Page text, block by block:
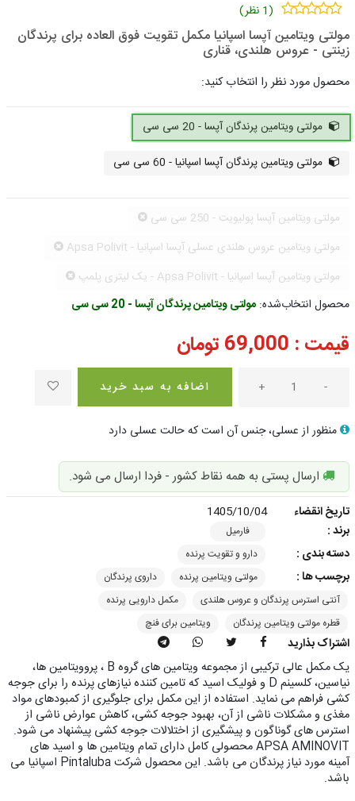
(1 نظر)
مولتی ویتامین آپسا اسپانیا مکمل تقویت فوق العاده برای پرندگان
زینتی - عروس هلندی، قناری
محصول مورد نظر را انتخاب کنید:
مولتی ویتامین پرندگان آپسا - 20 سی سی
مولتی ویتامین پرندگان آپسا اسپانیا - 60 سی سی
مولتی ویتامین آپسا پولیویت - 250 سی سی
مولتی ویتامین عروس هلندی عسلی آپسا اسپانیا - Apsa Polivit
مولتی ویتامین آپسا اسپانیا - Apsa Polivit - یک لیتری پلمپ
محصول انتخاب‌شده:مولتی ویتامین پرندگان آپسا - 20 سی سی
قیمت : 69,000 تومان
-
+ اضافه به سبد خرید
منظور از عسلی، جنس آن است که حالت عسلی دارد
ارسال پستی به همه نقاط کشور - فردا ارسال می شود.
تاریخ انقضاء
1405/10/04
برند :
فارمیل
دسته بندی : دارو و تقویت پرنده
برچسب ها : مولتی ویتامین پرنده
داروی پرندگان
آنتی استرس پرندگان و عروس هلندی
مکمل دارویی پرنده
قطره مولتی ویتامین پرندگان
ویتامین برای فنچ
اشتراک بذارید
یک مکمل عالی ترکیبی از مجموعه ویتامین های گروه B ، پروویتامین ها،
نیاسین، کلسینم D و فولیک اسید که تامین کننده نیازهای پرنده را برای جوجه
کشی فراهم می نماید. استفاده از این مکمل برای جلوگیری از کمبودهای مواد
مغذی و مشکلات ناشی از آن، بهبود جوجه کشی، کاهش عوارض ناشی از
استرس های گوناگون و پیشگیری از اختلالات جوجه کشی پیشنهاد می شود.
APSA AMINOVIT محصولی کامل دارای تمام ویتامین ها و اسید های
آمینه مورد نیاز پرندگان می باشد. این محصول شرکت Pintaluba اسپانیا می
باشد.